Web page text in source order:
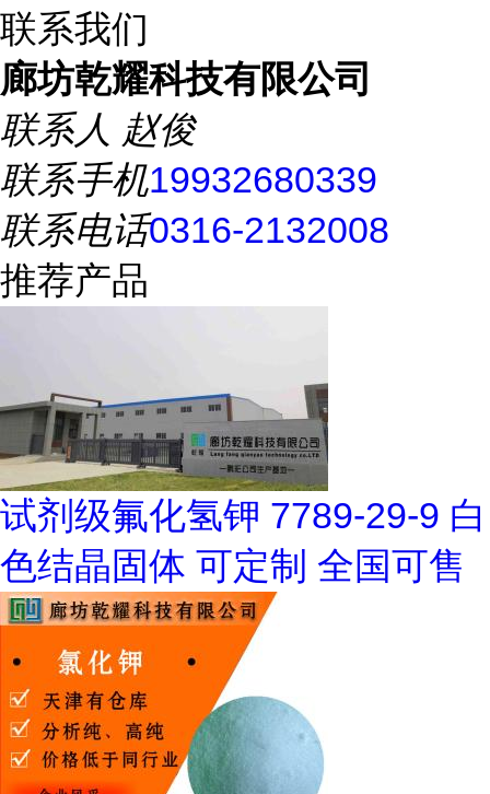
联系我们
廊坊乾耀科技有限公司
联系人 赵俊
联系手机19932680339
联系电话0316-2132008
推荐产品
试剂级氟化氢钾 7789-29-9 白
色结晶固体 可定制 全国可售